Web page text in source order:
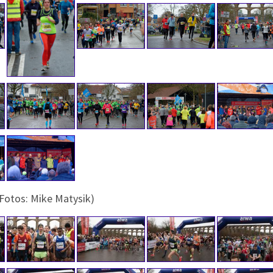
Mike Matysik)